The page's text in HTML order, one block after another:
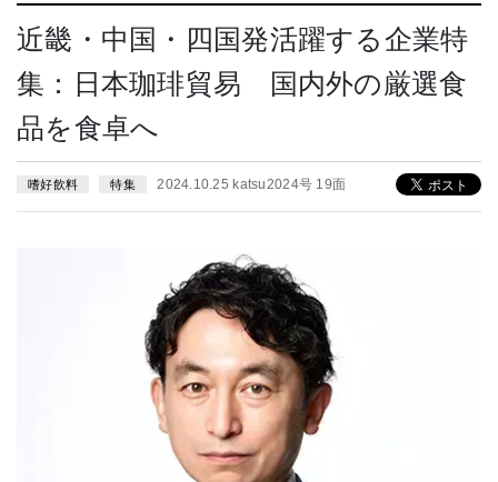
近畿・中国・四国発活躍する企業特
集：日本珈琲貿易 国内外の厳選食
品を食卓へ
嗜好飲料 特集 2024.10.25 katsu2024号 19面